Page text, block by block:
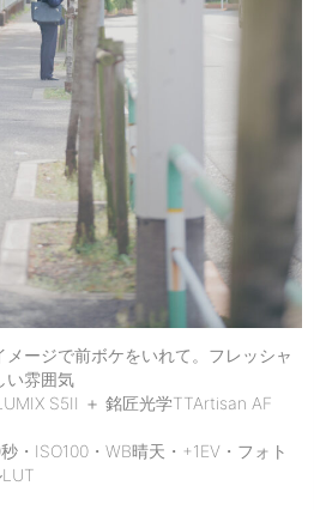
ージで前ボケをいれて。フレッシャ
い雰囲気
S5II ＋ 銘匠光学TTArtisan AF
・ISO100・WB晴天・+1EV・フォト